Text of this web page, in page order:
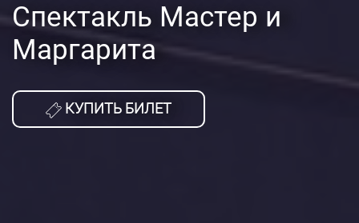
Спектакль Мастер и
Маргарита
КУПИТЬ БИЛЕТ